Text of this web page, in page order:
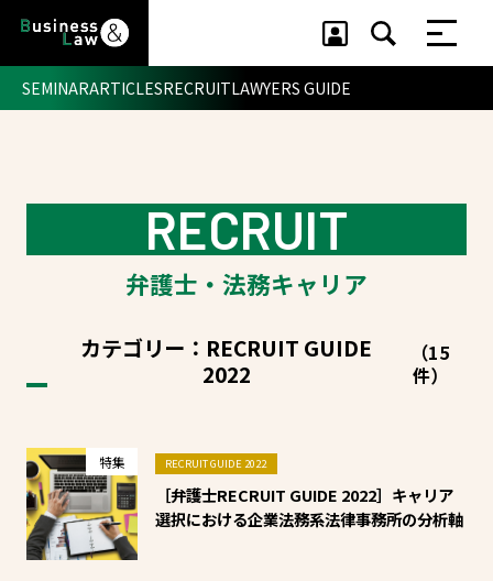
SEMINARARTICLESRECRUITLAWYERS GUIDE
RECRUIT
弁護士・法務キャリア
カテゴリー：RECRUIT GUIDE
2022
（15
件）
特集 RECRUIT GUIDE 2022
［弁護士RECRUIT GUIDE 2022］キャリア
選択における企業法務系法律事務所の分析軸